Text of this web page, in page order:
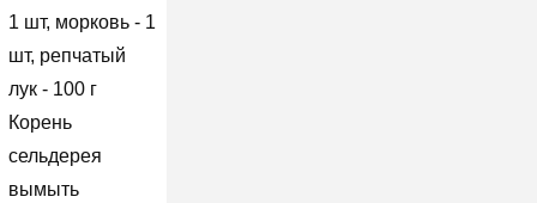
1 шт, морковь - 1
шт, репчатый
лук - 100 г
Корень
сельдерея
вымыть